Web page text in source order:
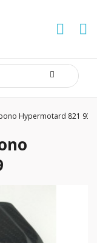
Hypermotard 821 939